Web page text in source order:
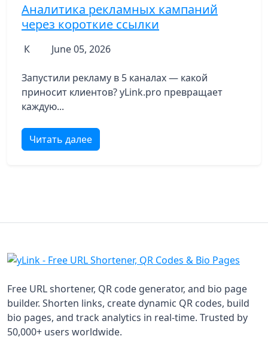
Аналитика рекламных кампаний
через короткие ссылки
К June 05, 2026
Запустили рекламу в 5 каналах — какой
приносит клиентов? yLink.pro превращает
каждую...
Читать далее
Free URL shortener, QR code generator, and bio page
builder. Shorten links, create dynamic QR codes, build
bio pages, and track analytics in real-time. Trusted by
50,000+ users worldwide.